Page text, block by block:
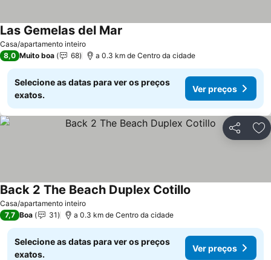
Casa/apartamento inteiro
Las Gemelas del Mar
8,0 Muito boa 68 a 0.3 km de Centro da cidade
Selecione as datas para ver os preços
exatos.
Ver preços
Partilhar
Casa/apartamento inteiro
Back 2 The Beach Duplex Cotillo
7,7 Boa 31 a 0.3 km de Centro da cidade
Selecione as datas para ver os preços
exatos.
Ver preços